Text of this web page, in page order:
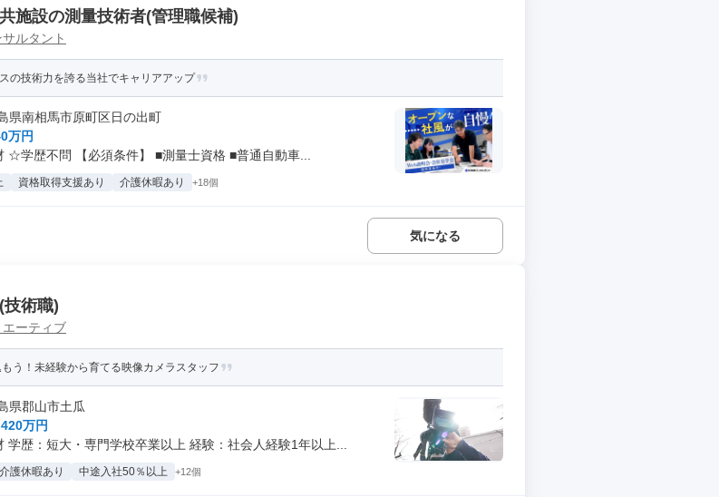
施設の測量技術者(管理職候補)
ルタント
の技術力を誇る当社でキャリアアップ
県南相馬市原町区日の出町
万円
☆学歴不問 【必須条件】 ■測量士資格 ■普通自動車...
資格取得支援あり 介護休暇あり +18個
気になる
術職)
ーティブ
う！未経験から育てる映像カメラスタッフ
県郡山市土瓜
万円
学歴：短大・専門学校卒業以上 経験：社会人経験1年以上...
介護休暇あり 中途入社50％以上 +12個